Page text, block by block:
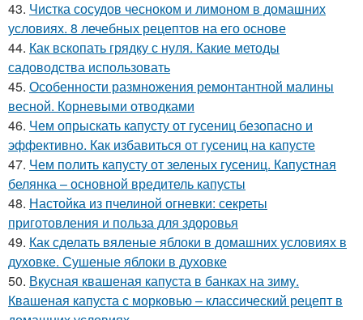
43. Чистка сосудов чесноком и лимоном в домашних
условиях. 8 лечебных рецептов на его основе
44. Как вскопать грядку с нуля. Какие методы
садоводства использовать
45. Особенности размножения ремонтантной малины
весной. Корневыми отводками
46. Чем опрыскать капусту от гусениц безопасно и
эффективно. Как избавиться от гусениц на капусте
47. Чем полить капусту от зеленых гусениц. Капустная
белянка – основной вредитель капусты
48. Настойка из пчелиной огневки: секреты
приготовления и польза для здоровья
49. Как сделать вяленые яблоки в домашних условиях в
духовке. Сушеные яблоки в духовке
50. Вкусная квашеная капуста в банках на зиму.
Квашеная капуста с морковью – классический рецепт в